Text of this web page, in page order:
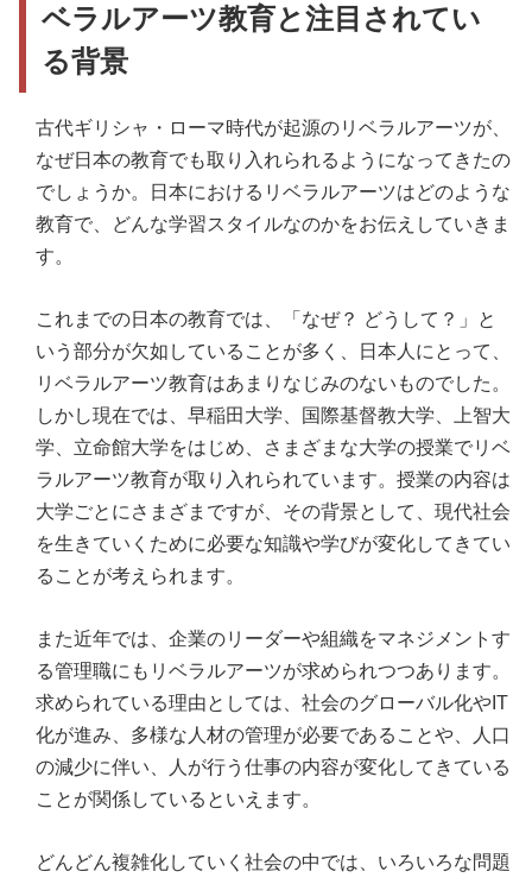
ベラルアーツ教育と注目されてい
る背景
古代ギリシャ・ローマ時代が起源のリベラルアーツが、
なぜ日本の教育でも取り入れられるようになってきたの
でしょうか。日本におけるリベラルアーツはどのような
教育で、どんな学習スタイルなのかをお伝えしていきま
す。
これまでの日本の教育では、「なぜ？ どうして？」と
いう部分が欠如していることが多く、日本人にとって、
リベラルアーツ教育はあまりなじみのないものでした。
しかし現在では、早稲田大学、国際基督教大学、上智大
学、立命館大学をはじめ、さまざまな大学の授業でリベ
ラルアーツ教育が取り入れられています。授業の内容は
大学ごとにさまざまですが、その背景として、現代社会
を生きていくために必要な知識や学びが変化してきてい
ることが考えられます。
また近年では、企業のリーダーや組織をマネジメントす
る管理職にもリベラルアーツが求められつつあります。
求められている理由としては、社会のグローバル化やIT
化が進み、多様な人材の管理が必要であることや、人口
の減少に伴い、人が行う仕事の内容が変化してきている
ことが関係しているといえます。
どんどん複雑化していく社会の中では、いろいろな問題